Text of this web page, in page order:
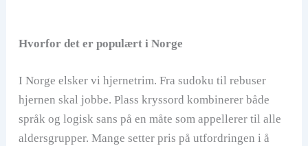
Hvorfor det er populært i Norge
I Norge elsker vi hjernetrim. Fra sudoku til rebuser
hjernen skal jobbe. Plass kryssord kombinerer både
språk og logisk sans på en måte som appellerer til alle
aldersgrupper. Mange setter pris på utfordringen i å